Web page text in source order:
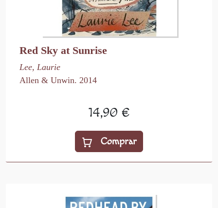
Red Sky at Sunrise
Lee, Laurie
Allen & Unwin. 2014
14,90 €
Comprar